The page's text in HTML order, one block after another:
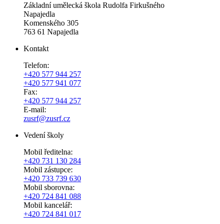
Základní umělecká škola Rudolfa Firkušného
Napajedla
Komenského 305
763 61 Napajedla
Kontakt
Telefon:
+420 577 944 257
+420 577 941 077
Fax:
+420 577 944 257
E-mail:
zusrf@zusrf.cz
Vedení školy
Mobil ředitelna:
+420 731 130 284
Mobil zástupce:
+420 733 739 630
Mobil sborovna:
+420 724 841 088
Mobil kancelář:
+420 724 841 017